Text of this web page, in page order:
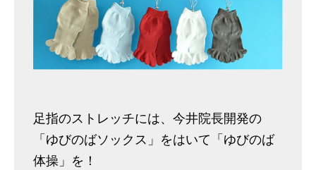
足指のストレッチには、今井院長開発の
「ゆびのばソックス」をはいて「ゆびのば
体操」を！